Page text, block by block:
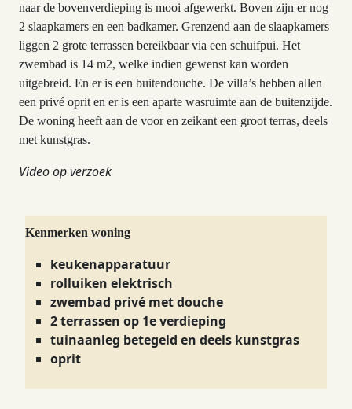
naar de bovenverdieping is mooi afgewerkt. Boven zijn er nog
2 slaapkamers en een badkamer. Grenzend aan de slaapkamers
liggen 2 grote terrassen bereikbaar via een schuifpui. Het
zwembad is 14 m2, welke indien gewenst kan worden
uitgebreid. En er is een buitendouche. De villa’s hebben allen
een privé oprit en er is een aparte wasruimte aan de buitenzijde.
De woning heeft aan de voor en zeikant een groot terras, deels
met kunstgras.
Video op verzoek
Kenmerken woning
keukenapparatuur
rolluiken elektrisch
zwembad privé met douche
2 terrassen op 1e verdieping
tuinaanleg betegeld en deels kunstgras
oprit